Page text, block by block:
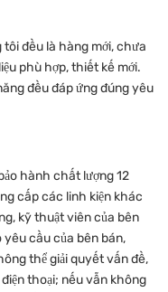
đều là hàng mới, chưa
phù hợp, thiết kế mới.
đều đáp ứng đúng yêu
hành chất lượng 12
cấp các linh kiện khác
kỹ thuật viên của bên
cầu của bên bán,
thể giải quyết vấn đề,
thoại; nếu vẫn không